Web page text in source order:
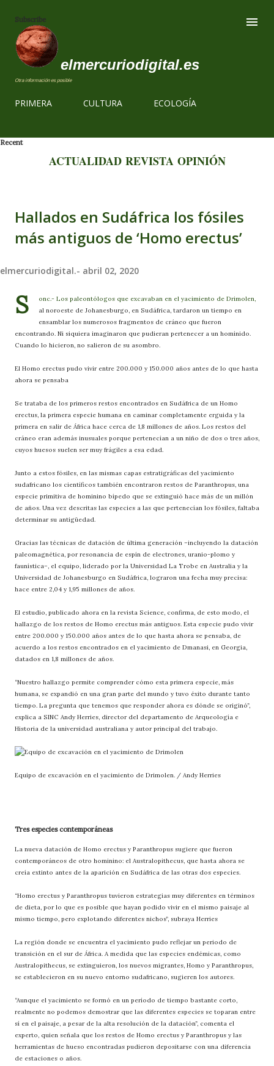
Subscribe
elmercuriodigital.es
Otra información es posible
PRIMERA CULTURA ECOLOGÍA
Recent
ACTUALIDAD REVISTA OPINIÓN
Hallados en Sudáfrica los fósiles
más antiguos de ‘Homo erectus’
elmercuriodigital.- abril 02, 2020
S
onc.- Los paleontólogos que excavaban en el yacimiento de Drimolen,
al noroeste de Johanesburgo, en Sudáfrica, tardaron un tiempo en
ensamblar los numerosos fragmentos de cráneo que fueron
encontrando. Ni siquiera imaginaron que pudieran pertenecer a un homínido.
Cuando lo hicieron, no salieron de su asombro.
El Homo erectus pudo vivir entre 200.000 y 150.000 años antes de lo que hasta
ahora se pensaba
Se trataba de los primeros restos encontrados en Sudáfrica de un Homo
erectus, la primera especie humana en caminar completamente erguida y la
primera en salir de África hace cerca de 1,8 millones de años. Los restos del
cráneo eran además inusuales porque pertenecían a un niño de dos o tres años,
cuyos huesos suelen ser muy frágiles a esa edad.
Junto a estos fósiles, en las mismas capas estratigráficas del yacimiento
sudafricano los científicos también encontraron restos de Paranthropus, una
especie primitiva de hominino bípedo que se extinguió hace más de un millón
de años. Una vez descritas las especies a las que pertenecían los fósiles, faltaba
determinar su antigüedad.
Gracias las técnicas de datación de última generación –incluyendo la datación
paleomagnética, por resonancia de espín de electrones, uranio-plomo y
faunística–, el equipo, liderado por la Universidad La Trobe en Australia y la
Universidad de Johanesburgo en Sudáfrica, lograron una fecha muy precisa:
hace entre 2,04 y 1,95 millones de años.
El estudio, publicado ahora en la revista Science, confirma, de esto modo, el
hallazgo de los restos de Homo erectus más antiguos. Esta especie pudo vivir
entre 200.000 y 150.000 años antes de lo que hasta ahora se pensaba, de
acuerdo a los restos encontrados en el yacimiento de Dmanasi, en Georgia,
datados en 1,8 millones de años.
“Nuestro hallazgo permite comprender cómo esta primera especie, más
humana, se expandió en una gran parte del mundo y tuvo éxito durante tanto
tiempo. La pregunta que tenemos que responder ahora es dónde se originó”,
explica a SINC Andy Herries, director del departamento de Arqueología e
Historia de la universidad australiana y autor principal del trabajo.
Equipo de excavación en el yacimiento de Drimolen. / Andy Herries
Tres especies contemporáneas
La nueva datación de Homo erectus y Paranthropus sugiere que fueron
contemporáneos de otro hominino: el Australopithecus, que hasta ahora se
creía extinto antes de la aparición en Sudáfrica de las otras dos especies.
“Homo erectus y Paranthropus tuvieron estrategias muy diferentes en términos
de dieta, por lo que es posible que hayan podido vivir en el mismo paisaje al
mismo tiempo, pero explotando diferentes nichos”, subraya Herries
La región donde se encuentra el yacimiento pudo reflejar un periodo de
transición en el sur de África. A medida que las especies endémicas, como
Australopithecus, se extinguieron, los nuevos migrantes, Homo y Paranthropus,
se establecieron en su nuevo entorno sudafricano, sugieren los autores.
“Aunque el yacimiento se formó en un período de tiempo bastante corto,
realmente no podemos demostrar que las diferentes especies se toparan entre
sí en el paisaje, a pesar de la alta resolución de la datación”, comenta el
experto, quien señala que los restos de Homo erectus y Paranthropus y las
herramientas de hueso encontradas pudieron depositarse con una diferencia
de estaciones o años.